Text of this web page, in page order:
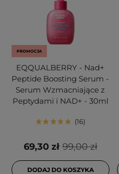
PROMOCJA
EQQUALBERRY - Nad+
Peptide Boosting Serum -
Serum Wzmacniające z
Peptydami i NAD+ - 30ml
16
99,00 zł
69,30 zł
DODAJ DO KOSZYKA